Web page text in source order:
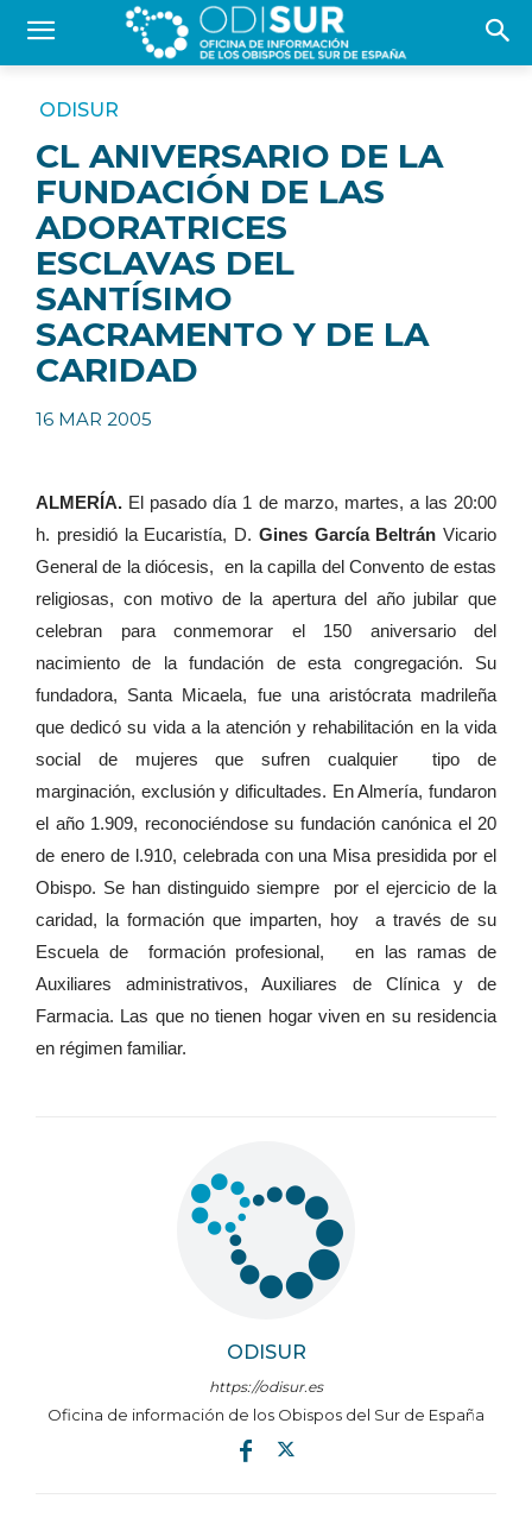
ODISUR
CL ANIVERSARIO DE LA
FUNDACIÓN DE LAS
ADORATRICES
ESCLAVAS DEL
SANTÍSIMO
SACRAMENTO Y DE LA
CARIDAD
16 MAR 2005
ODISUR
https://odisur.es
Oficina de información de los Obispos del Sur de España
ALMERÍA. El pasado día 1 de marzo, martes, a las 20:00
h. presidió la Eucaristía, D. Gines García Beltrán Vicario
General de la diócesis,
en la capilla del Convento de estas
religiosas, con motivo de la apertura del año jubilar que
celebran para conmemorar el 150 aniversario del
nacimiento de la fundación de esta congregación. Su
fundadora, Santa Micaela, fue una aristócrata madrileña
que dedicó su vida a la atención y rehabilitación en la vida
social de mujeres que sufren cualquier
tipo de
marginación, exclusión y dificultades. En Almería, fundaron
el año 1.909, reconociéndose su fundación canónica el 20
de enero de l.910, celebrada con una Misa presidida por el
Obispo. Se han distinguido siempre
por el ejercicio de la
caridad, la formación que imparten, hoy
a través de su
Escuela de
formación profesional,
en las ramas de
Auxiliares administrativos, Auxiliares de Clínica y de
Farmacia. Las que no tienen hogar viven en su residencia
en régimen familiar.